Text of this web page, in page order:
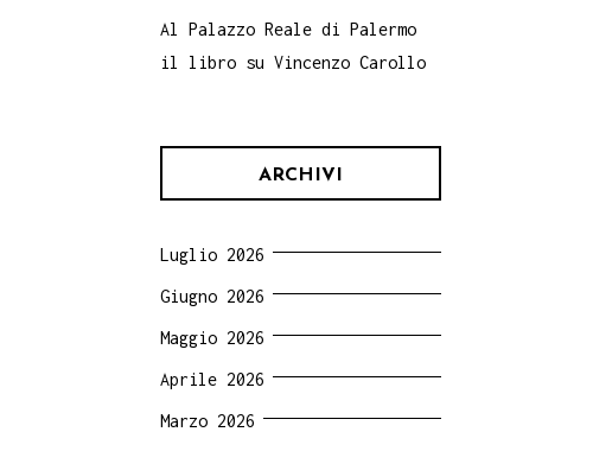
Al Palazzo Reale di Palermo
il libro su Vincenzo Carollo
ARCHIVI
Luglio 2026
Giugno 2026
Maggio 2026
Aprile 2026
Marzo 2026